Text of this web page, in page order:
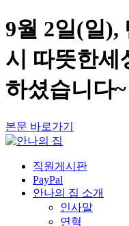
9월 2일(일),
시 따뜻한세
하셨습니다
본문 바로가기
직원게시판
PayPal
안나의 집 소개
인사말
연혁